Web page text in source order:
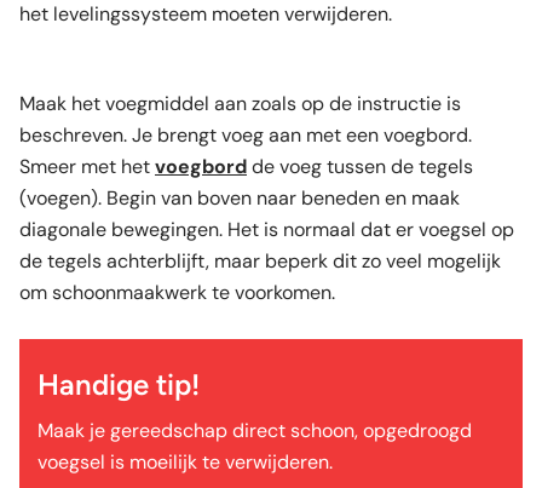
het levelingssysteem moeten verwijderen.
Maak het voegmiddel aan zoals op de instructie is
beschreven. Je brengt voeg aan met een voegbord.
Smeer met hetvoegbordde voeg tussen de tegels
(voegen). Begin van boven naar beneden en maak
diagonale bewegingen. Het is normaal dat er voegsel op
de tegels achterblijft, maar beperk dit zo veel mogelijk
om schoonmaakwerk te voorkomen.
Handige tip!
Maak je gereedschap direct schoon, opgedroogd
voegsel is moeilijk te verwijderen.